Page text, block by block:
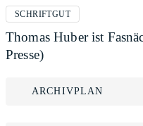
SCHRIFTGUT
Thomas Huber ist
Presse)
ARCHIVPLAN